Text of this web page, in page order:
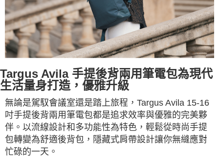
Targus Avila 手提後背兩用筆電包為現代
生活量身打造，優雅升級
無論是駕馭會議室還是踏上旅程，Targus Avila 15-16
吋手提後背兩用筆電包都是追求效率與優雅的完美夥
伴。以流線設計和多功能性為特色，輕鬆從時尚手提
包轉變為舒適後背包，隱藏式肩帶設計讓你無縫應對
忙碌的一天。